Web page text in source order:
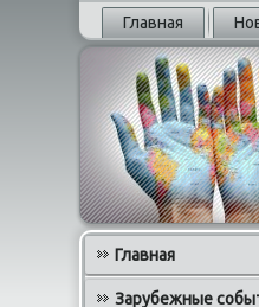
Главная
Главная
Зарубежные